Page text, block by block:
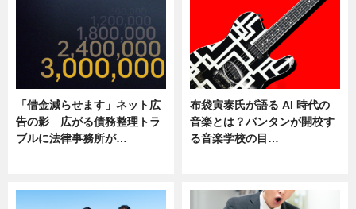
「借金減らせます」ネット広
告の影 広がる債務整理トラ
ブルに法律事務所が…
布袋寅泰氏が語る AI 時代の
音楽とは？バンタンが開校す
る音楽学校の目…